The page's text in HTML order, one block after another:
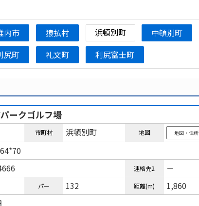
内市 猿払村 浜頓別町 中頓別町
尻町
礼文町 利尻富士町
ークゴルフ場
市町村 浜頓別町 地図 地図・住所
連絡先2 －
パー 132 距離(m) 1,860